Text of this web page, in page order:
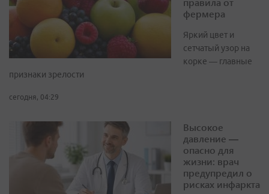
фермера
Яркий цвет и
сетчатый узор на
корке — главные
признаки зрелости
сегодня, 04:29
Высокое
давление —
опасно для
жизни: врач
предупредил о
рисках инфаркта